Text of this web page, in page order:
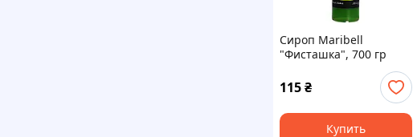
Сироп Maribell
"Фисташка", 700 гр
115₴
Купить